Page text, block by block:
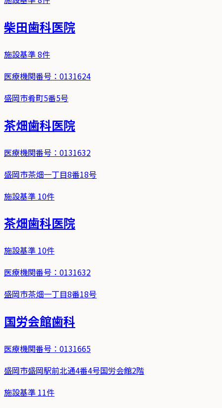
柴田歯科医院
施設基準8件
医療機関番号： 0131624
盛岡市肴町5番5号
茶畑歯科医院
医療機関番号： 0131632
盛岡市茶畑一丁目8番18号
施設基準 10件
茶畑歯科医院
施設基準 10件
医療機関番号： 0131632
盛岡市茶畑一丁目8番18号
国労会館歯科
医療機関番号： 0131665
盛岡市盛岡駅前北通4番4号国労会館2階
施設基準 11件